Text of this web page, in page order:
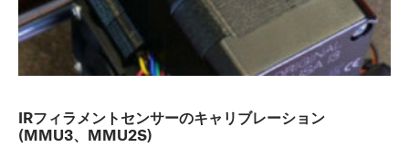
IRフィラメントセンサーのキャリブレーション
(MMU3、MMU2S)